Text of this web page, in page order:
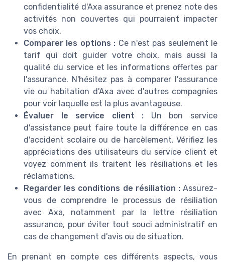
confidentialité d'Axa assurance et prenez note des
activités non couvertes qui pourraient impacter
vos choix.
Comparer les options : Ce n'est pas seulement le
tarif qui doit guider votre choix, mais aussi la
qualité du service et les informations offertes par
l'assurance. N'hésitez pas à comparer l'assurance
vie ou habitation d'Axa avec d'autres compagnies
pour voir laquelle est la plus avantageuse.
Évaluer le service client : Un bon service
d'assistance peut faire toute la différence en cas
d'accident scolaire ou de harcèlement. Vérifiez les
appréciations des utilisateurs du service client et
voyez comment ils traitent les résiliations et les
réclamations.
Regarder les conditions de résiliation :Assurez-
vous de comprendre le processus de résiliation
avec Axa, notamment par la lettre résiliation
assurance, pour éviter tout souci administratif en
cas de changement d'avis ou de situation.
En prenant en compte ces différents aspects, vous